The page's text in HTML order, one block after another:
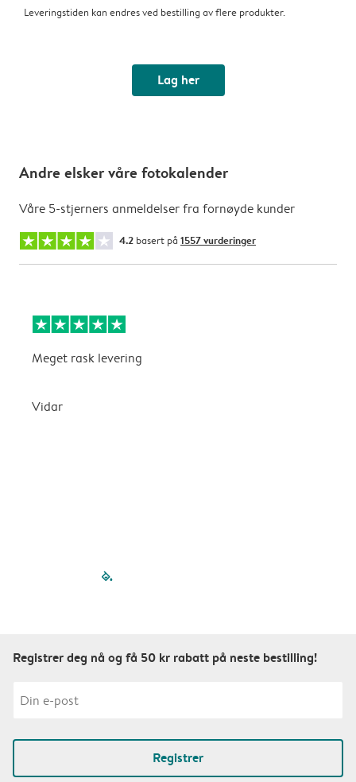
Leveringstiden kan endres ved bestilling av flere produkter.
Lag her
Andre elsker våre fotokalender
Våre 5-stjerners anmeldelser fra fornøyde kunder
4.2 basert på 1557 vurderinger
Meget rask levering
Vidar
filled-pagination
Registrer deg nå og få 50 kr rabatt på neste bestilling!
Registrer